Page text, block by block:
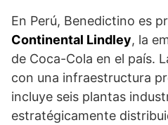
En Perú, Benedictino es
Continental Lindley, la
de Coca-Cola en el país.
con una infraestructura
incluye seis plantas
estratégicamente